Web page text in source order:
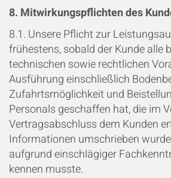
8. Mitwirkungspflichten des
8.1. Unsere Pflicht zur
frühestens, sobald der Kunde alle
technischen sowie rechtlichen
Ausführung einschließlich
Zufahrtsmöglichkeit und
Personals geschaffen hat, die im
Vertragsabschluss dem Kunden
Informationen umschrieben
aufgrund einschlägiger
kennen musste.